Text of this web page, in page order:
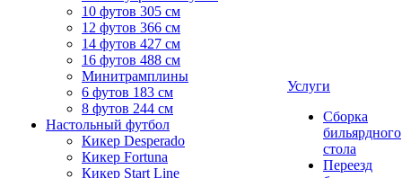
10 футов 305 см
12 футов 366 см
14 футов 427 см
16 футов 488 см
Минитрамплины
6 футов 183 см
8 футов 244 см
Настольный футбол
Кикер Desperado
Кикер Fortuna
Кикер Start Line
Услуги
Сборка
бильярдного
стола
Переезд